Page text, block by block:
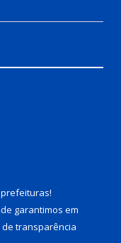
!
garantimos em
de transparência